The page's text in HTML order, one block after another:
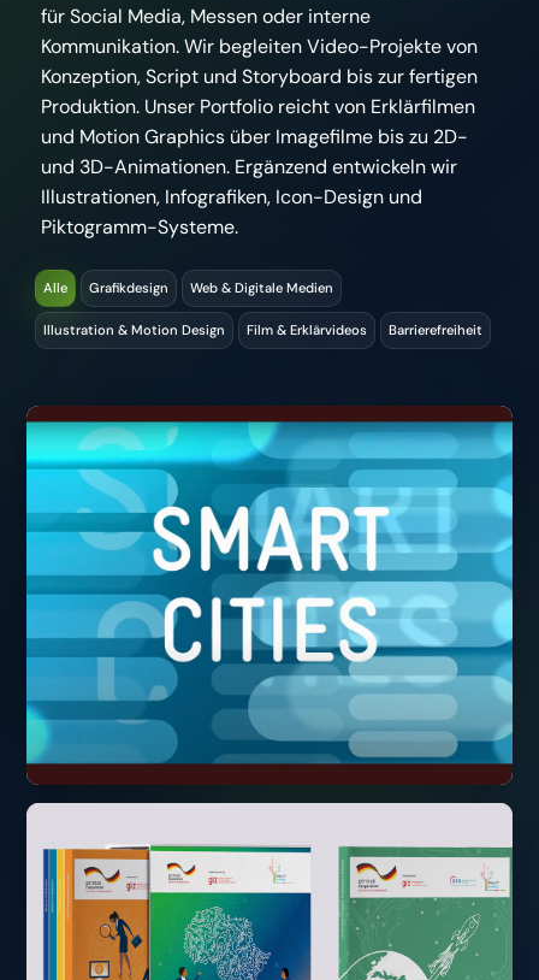
für Social Media, Messen oder interne
Kommunikation. Wir begleiten Video-Projekte von
Konzeption, Script und Storyboard bis zur fertigen
Produktion. Unser Portfolio reicht von Erklärfilmen
und Motion Graphics über Imagefilme bis zu 2D-
und 3D-Animationen. Ergänzend entwickeln wir
Illustrationen, Infografiken, Icon-Design und
Piktogramm-Systeme.
Alle Grafikdesign Web & Digitale Medien
Illustration & Motion Design Film & Erklärvideos Barrierefreiheit
Film & Erklärvideos